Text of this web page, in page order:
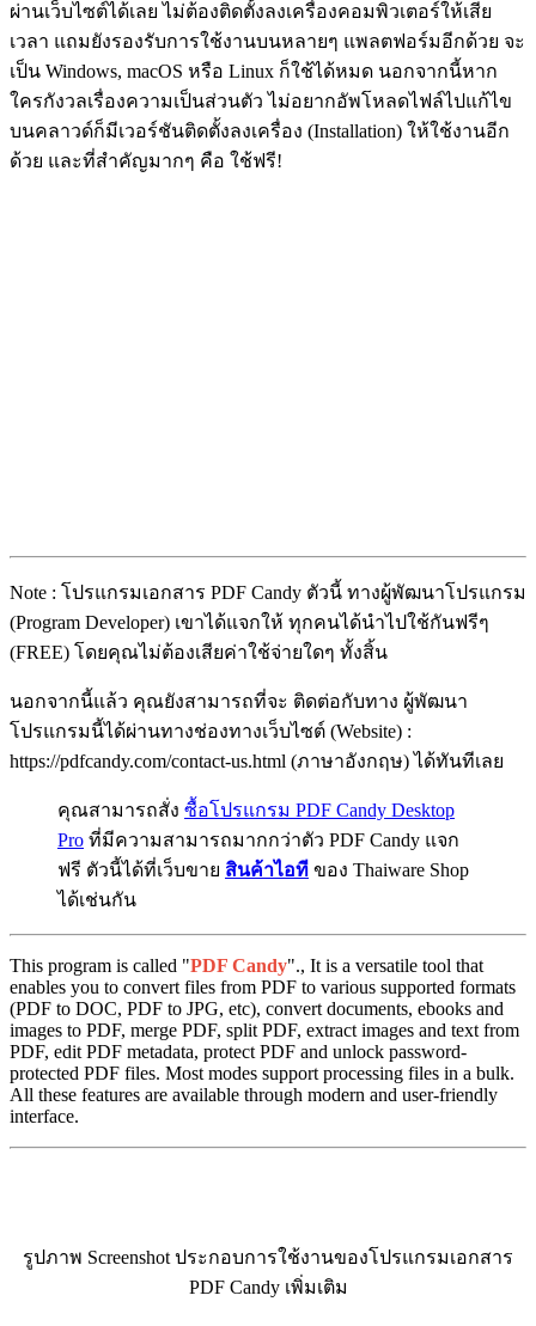
ผ่านเว็บไซต์ได้เลย ไม่ต้องติดตั้งลงเครื่องคอมพิวเตอร์ให้เสีย
เวลา แถมยังรองรับการใช้งานบนหลายๆ แพลตฟอร์มอีกด้วย จะ
เป็น Windows, macOS หรือ Linux ก็ใช้ได้หมด นอกจากนี้หาก
ใครกังวลเรื่องความเป็นส่วนตัว ไม่อยากอัพโหลดไฟล์ไปแก้ไข
บนคลาวด์ก็มีเวอร์ชันติดตั้งลงเครื่อง (Installation) ให้ใช้งานอีก
ด้วย และที่สำคัญมากๆ คือ ใช้ฟรี!
Note : โปรแกรมเอกสาร PDF Candy ตัวนี้ ทางผู้พัฒนาโปรแกรม
(Program Developer) เขาได้แจกให้ ทุกคนได้นำไปใช้กันฟรีๆ
(FREE) โดยคุณไม่ต้องเสียค่าใช้จ่ายใดๆ ทั้งสิ้น
นอกจากนี้แล้ว คุณยังสามารถที่จะ ติดต่อกับทาง ผู้พัฒนา
โปรแกรมนี้ได้ผ่านทางช่องทางเว็บไซต์ (Website) :
https://pdfcandy.com/contact-us.html (ภาษาอังกฤษ) ได้ทันทีเลย
คุณสามารถสั่ง ซื้อโปรแกรม PDF Candy Desktop
Pro ที่มีความสามารถมากกว่าตัว PDF Candy แจก
ฟรี ตัวนี้ได้ที่เว็บขาย สินค้าไอที ของ Thaiware Shop
ได้เช่นกัน
This program is called "PDF Candy"., It is a versatile tool that
enables you to convert files from PDF to various supported formats
(PDF to DOC, PDF to JPG, etc), convert documents, ebooks and
images to PDF, merge PDF, split PDF, extract images and text from
PDF, edit PDF metadata, protect PDF and unlock password-
protected PDF files. Most modes support processing files in a bulk.
All these features are available through modern and user-friendly
interface.
รูปภาพ Screenshot ประกอบการใช้งานของโปรแกรมเอกสาร
PDF Candy เพิ่มเติม